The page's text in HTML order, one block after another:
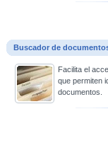
Buscador de
Facilita el
que permiten
documentos.